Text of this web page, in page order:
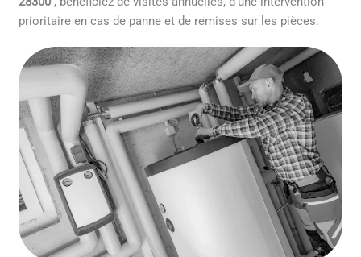
prioritaire en cas de panne et de remises sur les pièces.